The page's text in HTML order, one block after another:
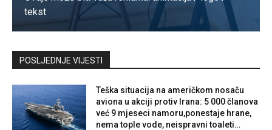
tekst
Kontaktirajte nas
POSLJEDNJE VIJESTI
Teška situacija na američkom nosaču
aviona u akciji protiv Irana: 5 000 članova
već 9 mjeseci namoru,ponestaje hrane,
nema tople vode, neispravni toaleti…